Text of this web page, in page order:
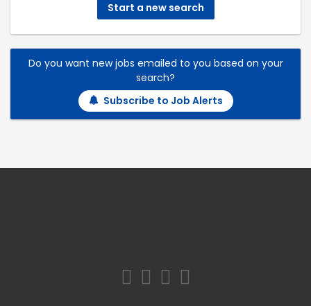
Start a new search
Do you want new jobs emailed to you based on your
search?
Subscribe to Job Alerts